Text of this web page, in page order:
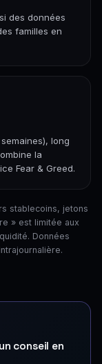
des données
familles en
long
la
Fear & Greed.
stablecoins, jetons
» est limitée aux
Données
conseil en